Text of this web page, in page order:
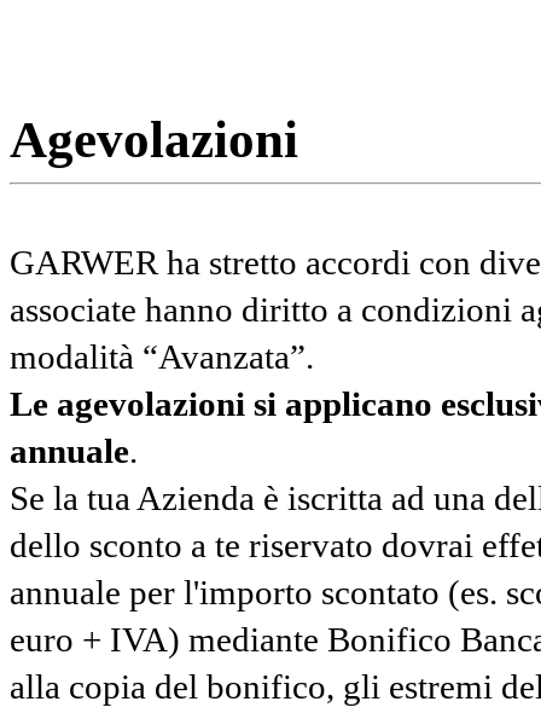
Agevolazioni
GARWER ha stretto accordi con
associate hanno diritto a condizioni
modalità “Avanzata”.
Le agevolazioni si applicano
annuale.
Se la tua Azienda è iscritta ad una
dello sconto a te riservato dovrai
annuale per l'importo scontato (es.
euro + IVA) mediante Bonifico
alla copia del bonifico, gli estremi